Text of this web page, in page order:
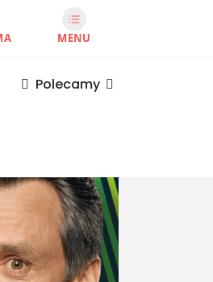
MENU
Polecamy